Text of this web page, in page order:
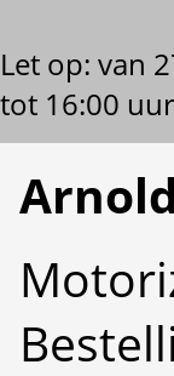
Let op: van
tot 16:00